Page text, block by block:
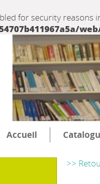
for security reasons
Accueil
>>